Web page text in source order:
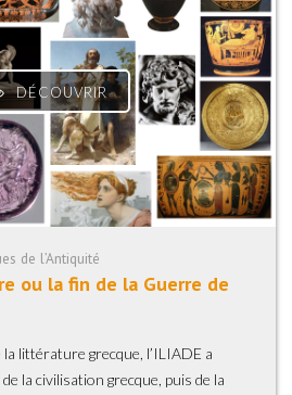
DÉCOUVRIR
de l’Antiquité
ou la fin de la Guerre de
littérature grecque, l’ILIADE a
la civilisation grecque, puis de la